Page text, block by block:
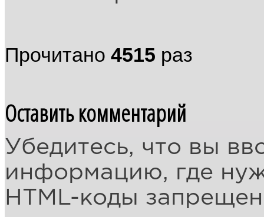
Прочитано 4515 раз
Оставить комментарий
Убедитесь, что вы
информацию, где
HTML-коды